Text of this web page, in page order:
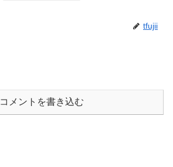
tfujii
コメントを書き込む